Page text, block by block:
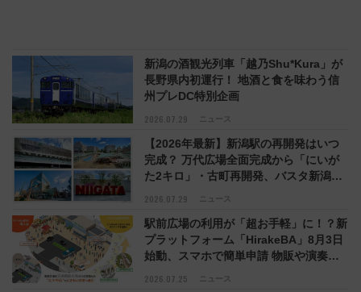
2026.07.29 ニュース
新潟の酒観光列車「越乃Shu*Kura」が
長野県内初運行！ 地酒と食を味わう信
州プレDC特別企画
2026.07.29 ニュース
【2026年最新】新潟駅の再開発はいつ
完成？ 万代広場全面完成から「にいが
た2キロ」・古町再開発、バスタ新潟構
2026.07.25 ニュース
駅前広場の利用が「超お手軽」に！？新
プラットフォーム「HirakeBA」8月3日
始動、スマホで簡単申請 物販や演奏会